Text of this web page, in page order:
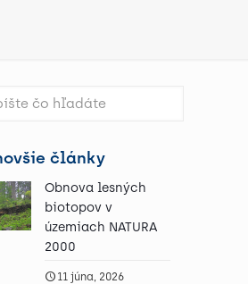
články
Obnova lesných
biotopov v
územiach NATURA
2000
11 júna, 2026